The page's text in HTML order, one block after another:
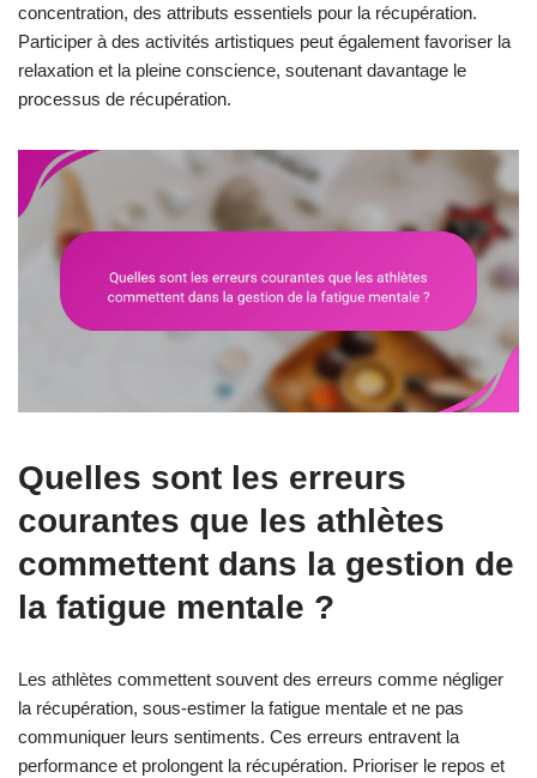
concentration, des attributs essentiels pour la récupération.
Participer à des activités artistiques peut également favoriser la
relaxation et la pleine conscience, soutenant davantage le
processus de récupération.
Quelles sont les erreurs
courantes que les athlètes
commettent dans la gestion de
la fatigue mentale ?
Les athlètes commettent souvent des erreurs comme négliger
la récupération, sous-estimer la fatigue mentale et ne pas
communiquer leurs sentiments. Ces erreurs entravent la
performance et prolongent la récupération. Prioriser le repos et